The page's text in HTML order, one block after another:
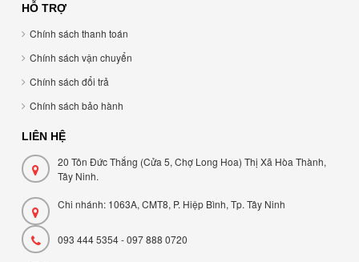
HỖ TRỢ
Chính sách thanh toán
Chính sách vận chuyển
Chính sách đổi trả
Chính sách bảo hành
LIÊN HỆ
20 Tôn Đức Thắng (Cửa 5, Chợ Long Hoa) Thị Xã Hòa Thành,
Tây Ninh.
Chi nhánh: 1063A, CMT8, P. Hiệp Bình, Tp. Tây Ninh
093 444 5354 - 097 888 0720